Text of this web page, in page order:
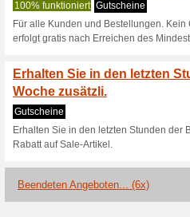
67%
Entdecken
Funktionen,